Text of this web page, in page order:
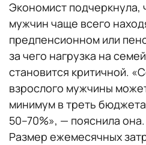
Экономист подчеркнула,
мужчин чаще всего
предпенсионном или
за чего нагрузка на
становится критичной.
взрослого мужчины
минимум в треть
50–70%», — пояснила она.
Размер ежемесячных